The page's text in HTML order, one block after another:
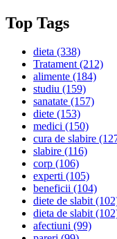
Top Tags
dieta (338)
Tratament(212)
alimente (184)
studiu (159)
sanatate (157)
diete (153)
medici (150)
cura de slabire
slabire (116)
corp (106)
experti (105)
beneficii (104)
diete de slabit
dieta de slabit
afectiuni (99)